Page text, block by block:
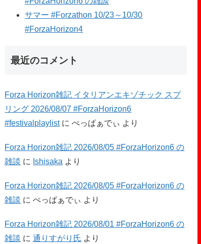
サマー #Forzathon 10/23～10/30
#ForzaHorizon4
最近のコメント
Forza Horizon雑記 イタリアンエキゾチック スプ
リング 2026/08/07 #ForzaHorizon6
#festivalplaylistにぺっぱぁでぃ より
Forza Horizon雑記 2026/08/05 #ForzaHorizon6 の
雑談 に Ishisaka より
Forza Horizon雑記 2026/08/05 #ForzaHorizon6 の
雑談 にぺっぱぁでぃ より
Forza Horizon雑記 2026/08/01 #ForzaHorizon6 の
雑談 に通りすがり氏 より